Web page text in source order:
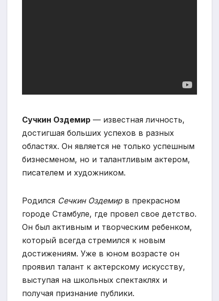
Сучкин Оздемир — известная личность,
достигшая больших успехов в разных
областях. Он является не только успешным
бизнесменом, но и талантливым актером,
писателем и художником.
Родился Сечкин Оздемирв прекрасном
городе Стамбуле, где провел свое детство.
Он был активным и творческим ребенком,
который всегда стремился к новым
достижениям. Уже в юном возрасте он
проявил талант к актерскому искусству,
выступая на школьных спектаклях и
получая признание публики.